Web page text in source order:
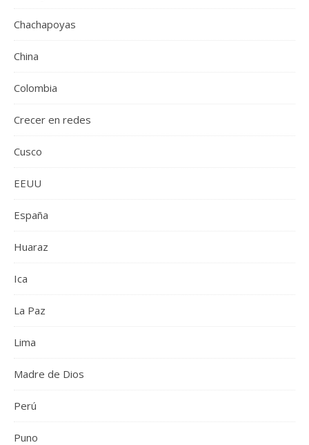
Chachapoyas
China
Colombia
Crecer en redes
Cusco
EEUU
España
Huaraz
Ica
La Paz
Lima
Madre de Dios
Perú
Puno